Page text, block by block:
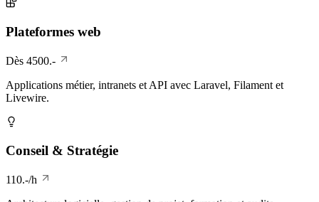
Plateformes web
Dès 4500.-
Applications métier, intranets et API avec Laravel, Filament et
Livewire.
Conseil & Stratégie
110.-/h